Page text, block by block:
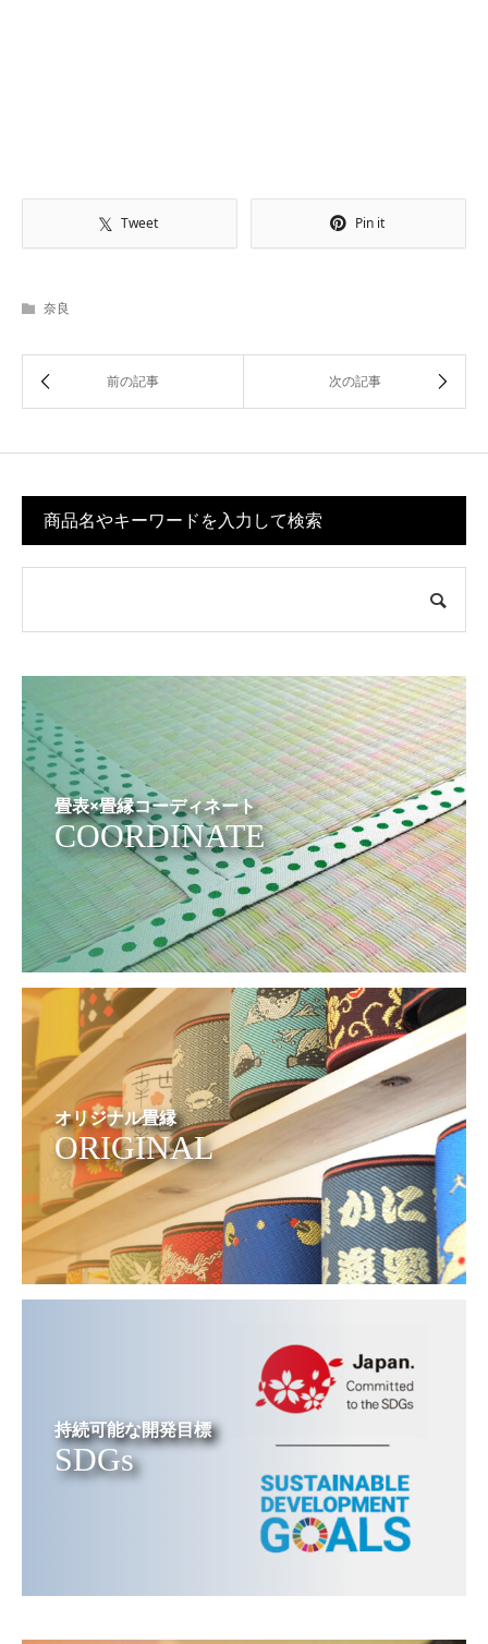
Tweet Pin it
奈良
商品名やキーワードを入力して検索
畳表×畳縁コーディネート
COORDINATE
オリジナル畳縁
ORIGINAL
持続可能な開発目標
SDGs